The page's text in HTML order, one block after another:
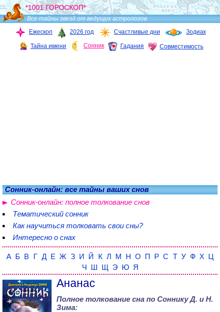
*1001 ГОРОСКОП*
Все тайны звезд от ведущих астрологов
Ежескоп
2026 год Счастливые дни Зодиак
Тайна имени Сонник Гадания Совместимость
Сонник-онлайн: все тайны ваших снов
Сонник-онлайн: полное толкование снов
Тематический сонник
Как научиться толковать свои сны?
Интересно о снах
А Б В Г Д Е Ж З И Й К Л М Н О П Р С Т У Ф Х Ц
Ч Ш Щ Э Ю Я
Ананас
Полное толкование сна по Соннику Д. и Н.
Зима: